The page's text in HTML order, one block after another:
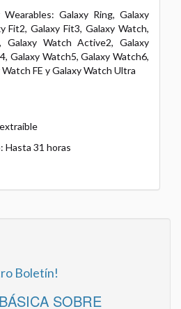
Galaxy Ring, Galaxy
Fit2, Galaxy Fit3, Galaxy Watch,
Galaxy Watch Active2, Galaxy
Galaxy Watch5, Galaxy Watch6,
FE y Galaxy Watch Ultra
Hasta 31 horas
Boletín!
SOBRE